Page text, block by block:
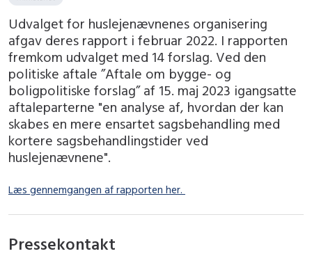
Udvalget for huslejenævnenes organisering
afgav deres rapport i februar 2022. I rapporten
fremkom udvalget med 14 forslag. Ved den
politiske aftale ”Aftale om bygge- og
boligpolitiske forslag” af 15. maj 2023 igangsatte
aftaleparterne "en analyse af, hvordan der kan
skabes en mere ensartet sagsbehandling med
kortere sagsbehandlingstider ved
huslejenævnene".
Læs gennemgangen af rapporten her.
Pressekontakt